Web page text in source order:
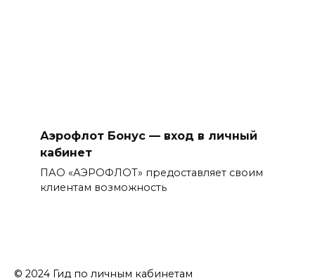
Аэрофлот Бонус — вход в личный
кабинет
ПАО «АЭРОФЛОТ» предоставляет своим
клиентам возможность
© 2024 Гид по личным кабинетам